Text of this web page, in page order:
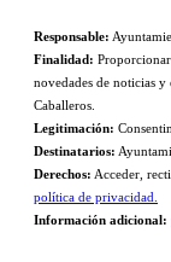
Responsable:
Finalidad:
novedades de noticias
Caballeros.
Legitimación:
Destinatarios:
Derechos: Acceder,
política de privacidad.
Información adicional: